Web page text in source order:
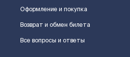
Оформление и покупка
Возврат и обмен билета
Все вопросы и ответы